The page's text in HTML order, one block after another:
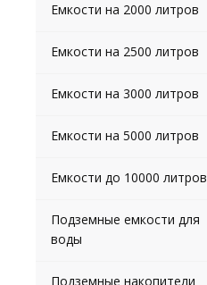
Емкости на 2000 литров
Емкости на 2500 литров
Емкости на 3000 литров
Емкости на 5000 литров
Емкости до 10000 литров
Подземные емкости для
воды
Подземные накопители